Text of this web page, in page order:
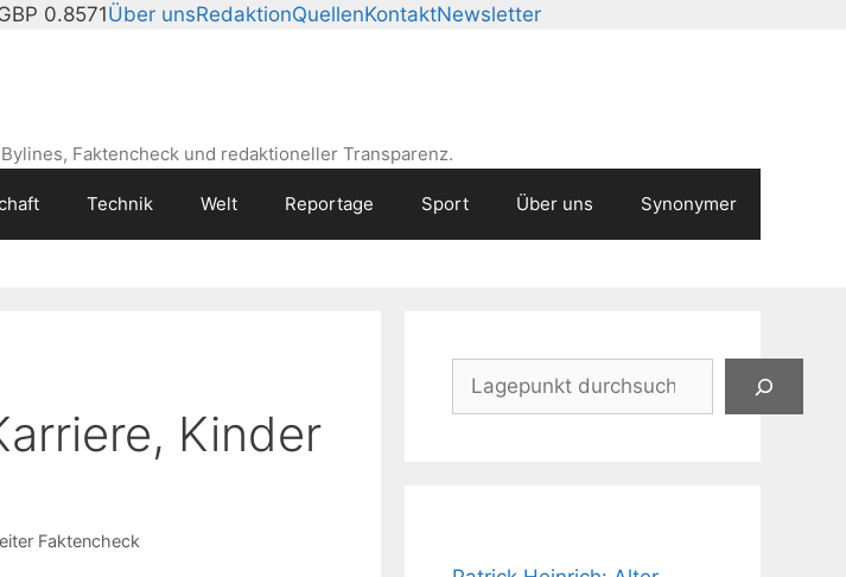
0.8571Über unsRedaktionQuellenKontaktNewsletter
Faktencheck und redaktioneller Transparenz.
Technik Welt Reportage Sport Über uns Synonymer
Kinder
Faktencheck
Suchen